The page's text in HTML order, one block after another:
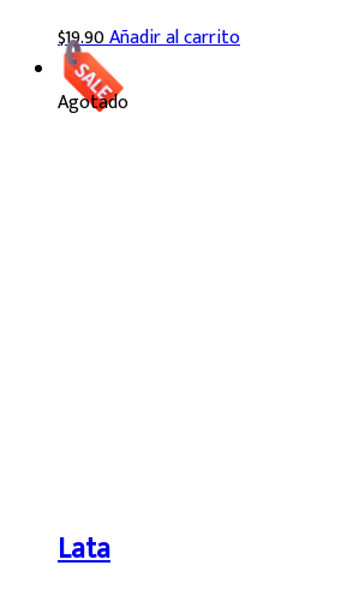
$19.90Añadir al carrito
Agotado
Lata